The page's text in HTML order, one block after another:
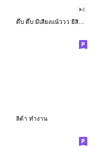
ดึ๊บ ดึ๊บ มีเสียงแน้ววว ยี่สิบเจ็ด
ลิต้า ทำงาน